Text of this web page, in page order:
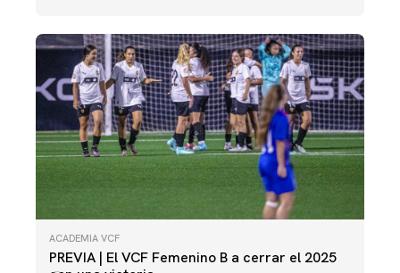
ACADEMIA VCF
PREVIA | El VCF Femenino B a cerrar el 2025